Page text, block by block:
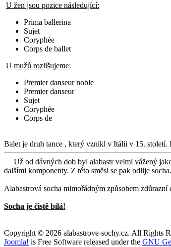
U žen jsou pozice následující:
Prima ballerina
Sujet
Coryphée
Corps de ballet
U mužů rozlišujeme:
Premier danseur noble
Premier danseur
Sujet
Coryphée
Corps de
Balet je druh tance , který vznikl v Itálii v 15.
Už od dávných dob byl alabastr velmi vážený
dalšími komponenty. Z této směsi se pak odlije
Alabastrová socha mimořádným způsobem zdůrazní
Socha je čistě bílá!
Copyright © 2026 alabastrove-sochy.cz. All Rights
Joomla! is Free Software released under the GNU